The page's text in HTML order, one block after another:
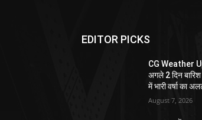
EDITOR PICKS
CG Weather
अगले 2 दिन
में भारी वर्षा का
August 7, 2026